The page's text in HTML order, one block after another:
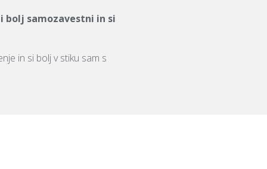
bolj samozavestni in si
in si bolj v stiku sam s